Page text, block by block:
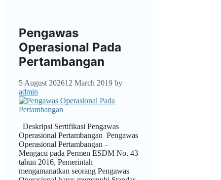
Pengawas
Operasional Pada
Pertambangan
5 August 202612 March 2019 by
admin
Deskripsi Sertifikasi Pengawas
Operasional Pertambangan Pengawas
Operasional Pertambangan –
Mengacu pada Permen ESDM No. 43
tahun 2016, Pemerintah
mengamanatkan seorang Pengawas